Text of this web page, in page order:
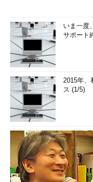
いま一度
サポート
2015年、
ス (1/5)